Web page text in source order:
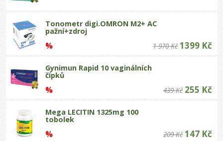
Tonometr digi.OMRON M2+ AC
pažní+zdroj
% 1 970 Kč1399 Kč
Gynimun Rapid 10 vaginálních
čípků
% 439 Kč255 Kč
Mega LECITIN 1325mg 100
tobolek
% 209 Kč147 Kč